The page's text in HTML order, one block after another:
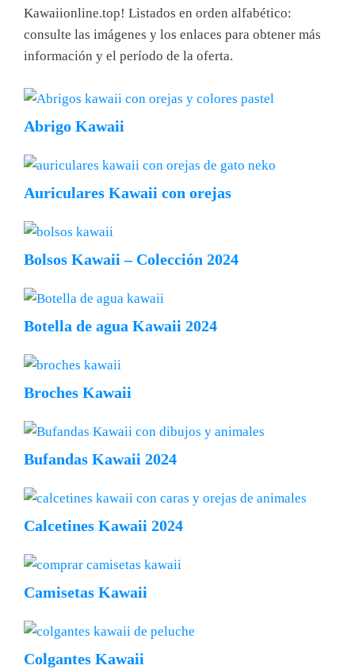
Kawaiionline.top! Listados en orden alfabético:
consulte las imágenes y los enlaces para obtener más
información y el período de la oferta.
Abrigo Kawaii
Auriculares Kawaii con orejas
Bolsos Kawaii – Colección 2024
Botella de agua Kawaii 2024
Broches Kawaii
Bufandas Kawaii 2024
Calcetines Kawaii 2024
Camisetas Kawaii
Colgantes Kawaii